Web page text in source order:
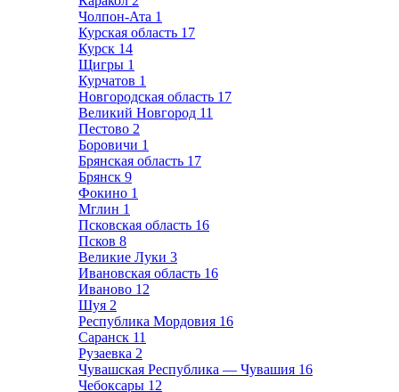
Чолпон-Ата 1
Курская область 17
Курск 14
Щигры 1
Курчатов 1
Новгородская область 17
Великий Новгород 11
Пестово 2
Боровичи 1
Брянская область 17
Брянск 9
Фокино 1
Мглин 1
Псковская область 16
Псков 8
Великие Луки 3
Ивановская область 16
Иваново 12
Шуя 2
Республика Мордовия 16
Саранск 11
Рузаевка 2
Чувашская Республика — Чувашия 16
Чебоксары 12